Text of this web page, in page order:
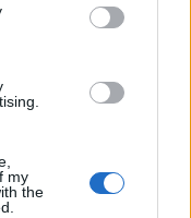
my
the
για